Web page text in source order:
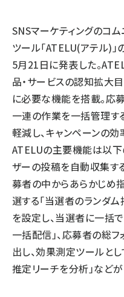
SNSマーケティングのコ
ツール「ATELU(アテル)
5月21日に発表した。
品・サービスの認知拡大
に必要な機能を搭載。応
一連の作業を一括管理す
軽減し、キャンペーンの
ATELUの主要機能は以下
ザーの投稿を自動収集す
募者の中からあらかじめ
選する「当選者のランダ
を設定し、当選者に一括
一括配信」、応募者の総
出し、効果測定ツールと
推定リーチを分析」などが